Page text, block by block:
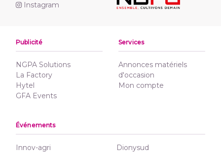
Instagram
Publicité
NGPA Solutions
La Factory
Hytel
GFA Events
Services
Annonces matériels
d'occasion
Mon compte
Événements
Innov-agri Dionysud